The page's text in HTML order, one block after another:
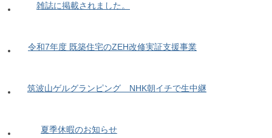
雑誌に掲載されました。
令和7年度 既築住宅のZEH改修実証支援事業
筑波山ゲルグランピング NHK朝イチで生中継
夏季休暇のお知らせ